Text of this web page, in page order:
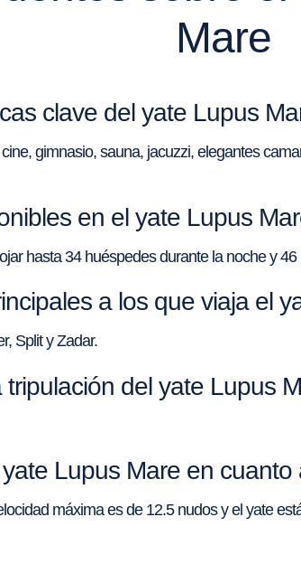
Mare
clave del yate Lupus
gimnasio, sauna, jacuzzi, elegantes
en el yate Lupus
hasta 34 huéspedes durante la noche y
a los que viaja el
Split y Zadar.
del yate Lupus
Lupus Mare en
máxima es de 12.5 nudos y el yate